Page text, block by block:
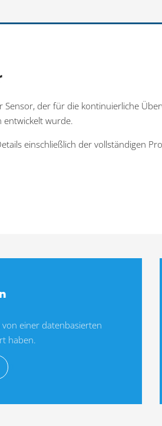
Sensor, der für die kontinuierliche
entwickelt wurde.
einschließlich der vollständigen
einer datenbasierten
haben.